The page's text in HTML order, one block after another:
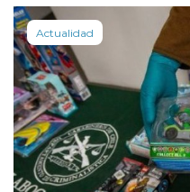
Actualidad